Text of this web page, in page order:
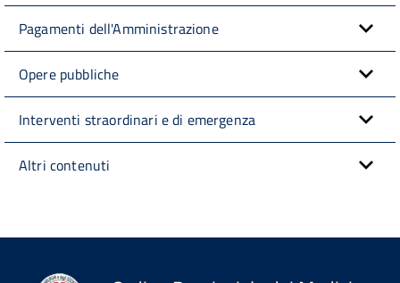
Pagamenti dell'Amministrazione
Opere pubbliche
Interventi straordinari e di emergenza
Altri contenuti